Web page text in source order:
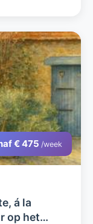
€ 475 /week
la
op het